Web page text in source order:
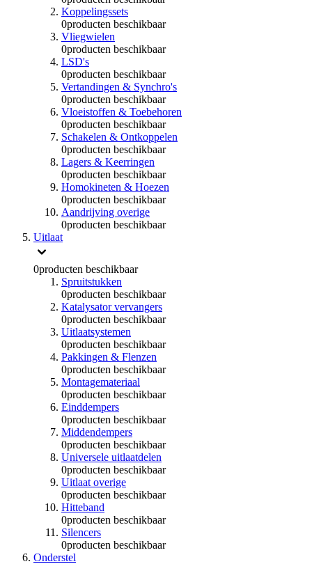
Koppelingssets
0producten beschikbaar
Vliegwielen
0producten beschikbaar
LSD's
0producten beschikbaar
Vertandingen & Synchro's
0producten beschikbaar
Vloeistoffen & Toebehoren
0producten beschikbaar
Schakelen & Ontkoppelen
0producten beschikbaar
Lagers & Keerringen
0producten beschikbaar
Homokineten & Hoezen
0producten beschikbaar
Aandrijving overige
0producten beschikbaar
Uitlaat
0producten beschikbaar
Spruitstukken
0producten beschikbaar
Katalysator vervangers
0producten beschikbaar
Uitlaatsystemen
0producten beschikbaar
Pakkingen & Flenzen
0producten beschikbaar
Montagemateriaal
0producten beschikbaar
Einddempers
0producten beschikbaar
Middendempers
0producten beschikbaar
Universele uitlaatdelen
0producten beschikbaar
Uitlaat overige
0producten beschikbaar
Hitteband
0producten beschikbaar
Silencers
0producten beschikbaar
Onderstel